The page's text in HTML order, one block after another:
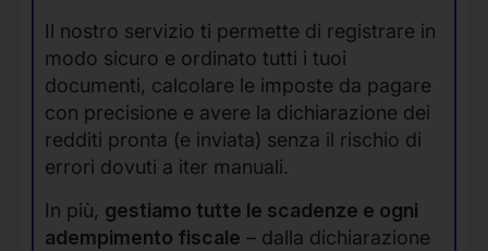
Il nostro servizio ti permette di registrare in
modo sicuro e ordinato tutti i tuoi
documenti, calcolare le imposte da pagare
con precisione e avere la dichiarazione dei
redditi pronta (e inviata) senza il rischio di
errori dovuti a iter manuali.
In più, gestiamo tutte le scadenze e ogni
adempimento fiscale – dalla dichiarazione